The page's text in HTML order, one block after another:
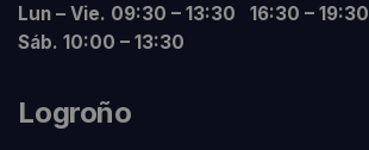
Lun – Vie. 09:30 – 13:30 16:30 – 19:30
Sáb. 10:00 – 13:30
Logroño